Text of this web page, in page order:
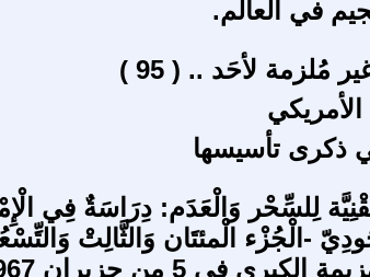
في العالم.
مُلزمة لأحَد .. ( 95 )
الأمريكي
ذكرى تأسيسها
لِلسِّحْر وَالْعَدَم: دِرَاسَةٌ فِي
-الْجُزْء الْمئتَان وَالثَّالِتْ
في 5 من حزيران 1967 /*/